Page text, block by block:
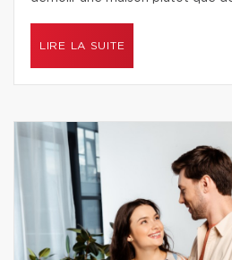
LIRE LA SUITE